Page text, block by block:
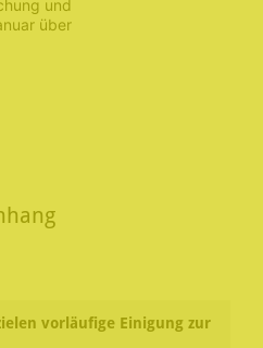
und
über
vorläufige Einigung zur